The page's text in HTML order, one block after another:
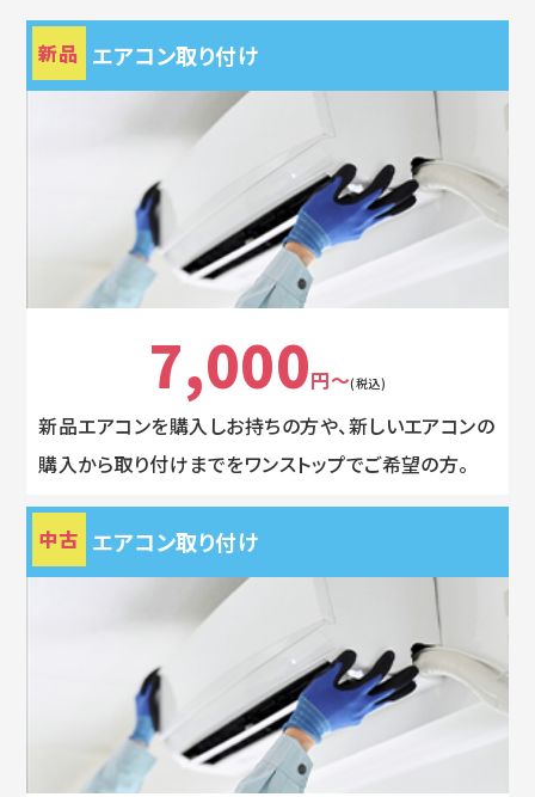
新品 エアコン取り付け
7,000円～(税込)
新品エアコンを購入しお持ちの方や、新しいエアコンの
購入から取り付けまでをワンストップでご希望の方。
中古 エアコン取り付け